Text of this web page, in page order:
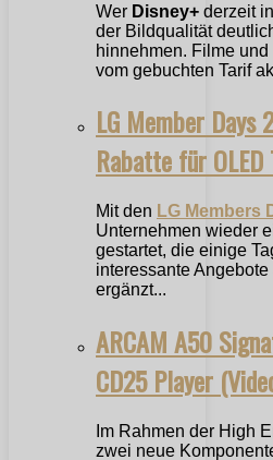
Wer Disney+ derzeit
der Bildqualität
hinnehmen. Filme
vom gebuchten Tarif
LG Member
Rabatte für OLED
Mit den LG Members
Unternehmen wieder
gestartet, die einige
interessante
ergänzt...
ARCAM A50
CD25 Player
Im Rahmen der High
zwei neue